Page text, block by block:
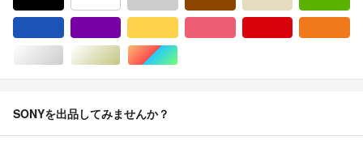
シルバー/銀色系ゴールド/金色系マルチカラー
SONYを出品してみませんか？